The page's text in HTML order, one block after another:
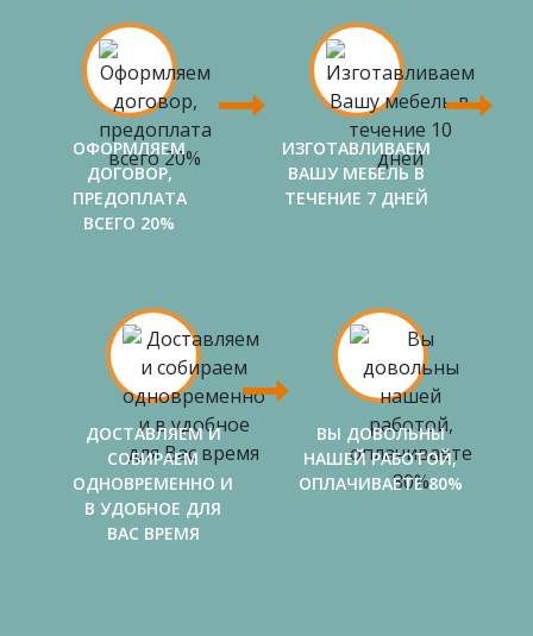
ОФОРМЛЯЕМ
ДОГОВОР,
ПРЕДОПЛАТА
ВСЕГО 20%
ИЗГОТАВЛИВАЕМ
ВАШУ МЕБЕЛЬ В
ТЕЧЕНИЕ 7 ДНЕЙ
ДОСТАВЛЯЕМ И
СОБИРАЕМ
ОДНОВРЕМЕННО И
В УДОБНОЕ ДЛЯ
ВАС ВРЕМЯ
ВЫ ДОВОЛЬНЫ
НАШЕЙ РАБОТОЙ,
ОПЛАЧИВАЕТЕ 80%